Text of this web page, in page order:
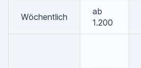
Wöchentlich
ab
1.200